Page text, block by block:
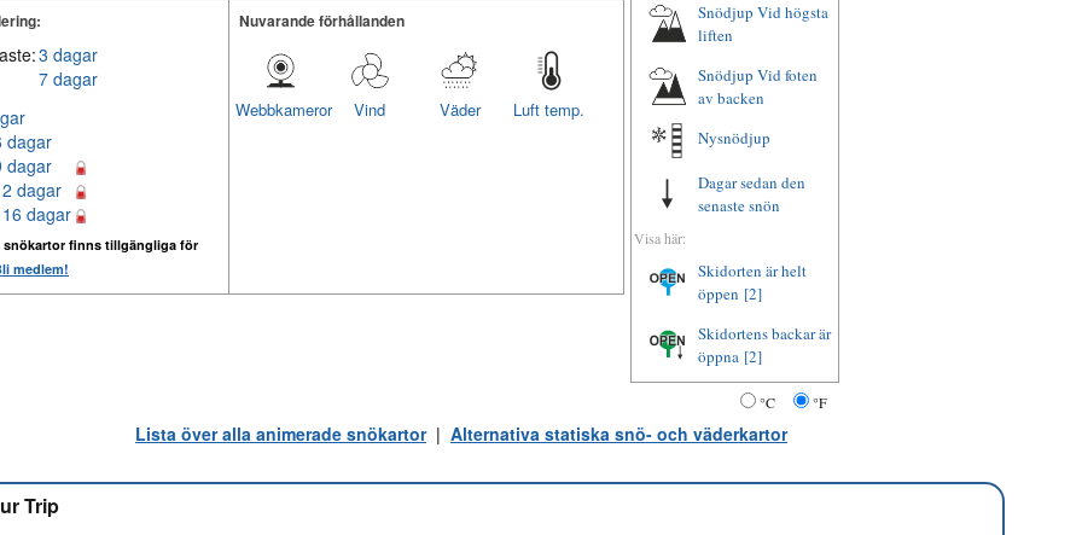
3 dagar
7 dagar
dagar
dagar
dagar
16 dagar
snökartor finns tillgängliga för
medlem!
Nuvarande förhållanden
Luft temp.
Väder
Vind
Webbkameror
Snödjup Vid högsta
liften
Snödjup Vid foten
av backen
Nysnödjup
Dagar sedan den
senaste snön
Visa här:
Skidorten är helt
öppen [2]
Skidortens backar är
öppna [2]
°C °F
Lista över alla animerade snökartor| Alternativa statiska snö- och väderkartor
Trip